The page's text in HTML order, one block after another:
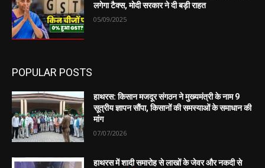
लगेगा टैक्स, मोदी सरकार ने दी बड़ी राहत
05/09/2025
POPULAR POSTS
हाथरस: किसान मजदूर संगठन ने मुख्यमंत्री के नाम 9
सूत्रीय ज्ञापन सौंपा, किसानों की समस्याओं के समाधान की
मांग
07/07/2026
हाथरस में शादी समारोह से लाखों के जेवर और नकदी से